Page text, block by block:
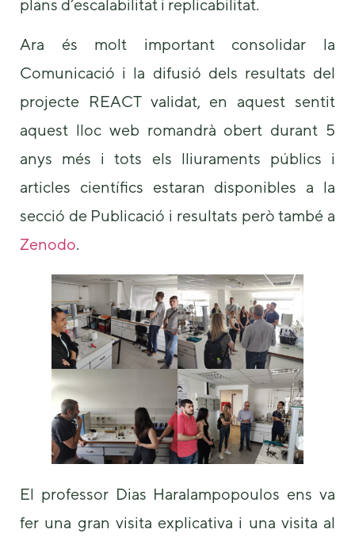
plans d’escalabilitat i replicabilitat.
Ara és molt important consolidar la
Comunicació i la difusió dels resultats del
projecte REACT validat, en aquest sentit
aquest lloc web romandrà obert durant 5
anys més i tots els lliuraments públics i
articles científics estaran disponibles a la
secció de Publicació i resultats però també a
Zenodo.
El professor Dias Haralampopoulos ens va
fer una gran visita explicativa i una visita al